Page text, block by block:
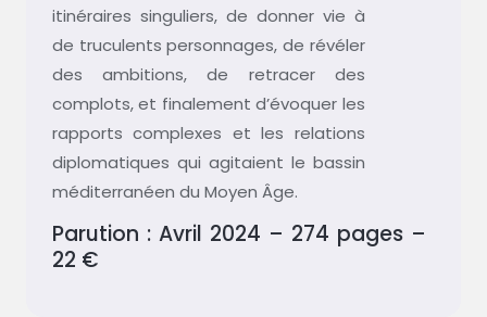
itinéraires singuliers, de donner vie à
de truculents personnages, de révéler
des ambitions, de retracer des
complots, et finalement d’évoquer les
rapports complexes et les relations
diplomatiques qui agitaient le bassin
méditerranéen du Moyen Âge.
Parution : Avril 2024 – 274 pages –
22 €